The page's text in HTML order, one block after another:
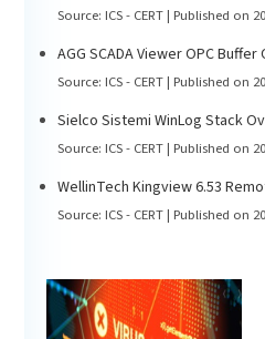
Source: ICS - CERT Published on
AGG SCADA Viewer OPC
Source: ICS - CERT Published on
Sielco Sistemi WinLog Stack
Source: ICS - CERT Published on
WellinTech Kingview 6.53
Source: ICS - CERT Published on